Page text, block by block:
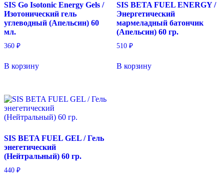
SIS Go Isotonic Energy Gels /
Изотонический гель
углеводный (Апельсин) 60
мл.
360 ₽
В корзину
SIS BETA FUEL ENERGY /
Энергетический
мармеладный батончик
(Апельсин) 60 гр.
510 ₽
В корзину
SIS BETA FUEL GEL / Гель
энегетический
(Нейтральный) 60 гр.
440 ₽